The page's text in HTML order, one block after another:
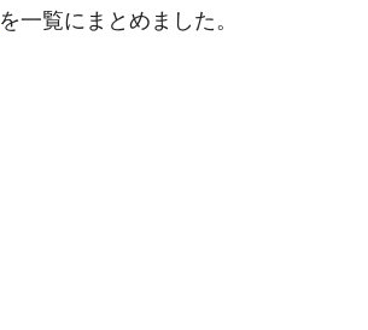
を一覧にまとめました。